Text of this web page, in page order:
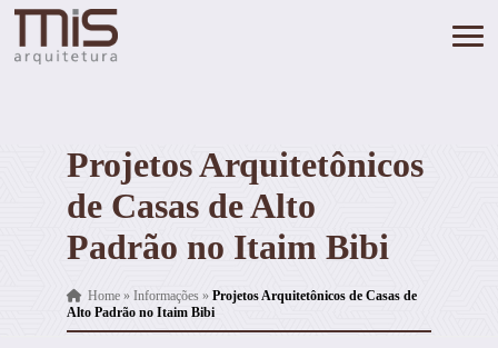
Projetos Arquitetônicos
de Casas de Alto
Padrão no Itaim Bibi
Home» Informações » Projetos Arquitetônicos de Casas de
Alto Padrão no Itaim Bibi